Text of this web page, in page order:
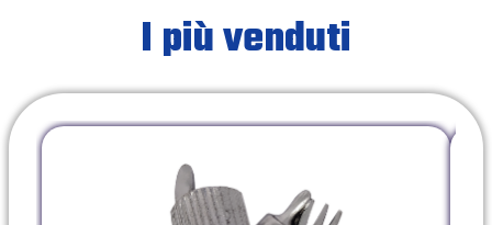
I più venduti